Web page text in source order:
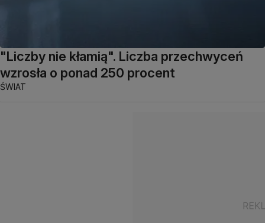
"Liczby nie kłamią". Liczba przechwyceń
wzrosła o ponad 250 procent
ŚWIAT